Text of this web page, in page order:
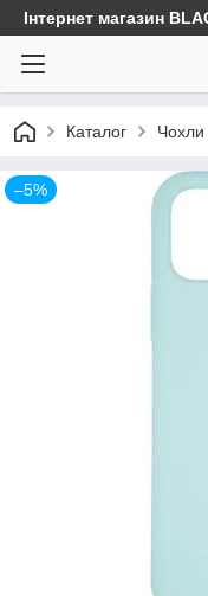
Інтернет магазин
Каталог
–5%